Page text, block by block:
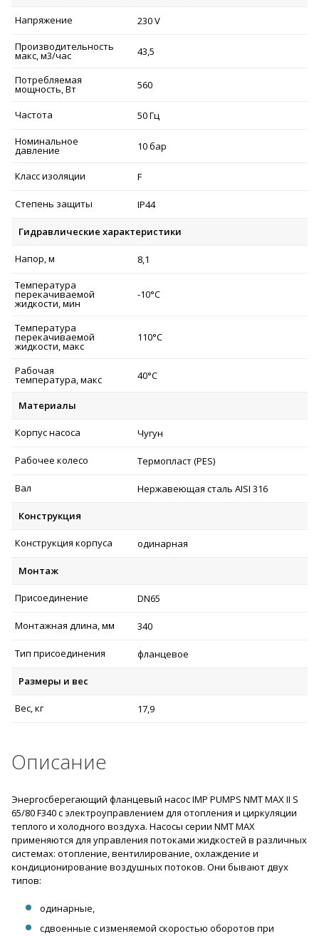
Напряжение
230 V
Производительность
макс, м3/час 43,5
Потребляемая
мощность, Вт 560
Частота
50 Гц
Номинальное
давление 10 бар
Класс изоляции F
Степень защиты IP44
Гидравлические характеристики
Напор, м
8,1
Температура
перекачиваемой
жидкости, мин
-10°C
Температура
перекачиваемой
жидкости, макс
110°C
Рабочая
температура, макс 40°C
Материалы
Корпус насоса Чугун
Рабочее колесо Термопласт (PES)
Вал Нержавеющая сталь AISI 316
Конструкция
Конструкция корпуса одинарная
Монтаж
Присоединение DN65
Монтажная длина, мм 340
Тип присоединения фланцевое
Размеры и вес
Вес, кг 17,9
Описание
Энергосберегающий фланцевый насос IMP PUMPS NMT MAX II S
65/80 F340 с электроуправлением для отопления и циркуляции
теплого и холодного воздуха. Насосы серии NMT MAX
применяются для управления потоками жидкостей в различных
системах: отопление, вентилирование, охлаждение и
кондиционирование воздушных потоков. Они бывают двух
типов:
одинарные,
сдвоенные с изменяемой скоростью оборотов при